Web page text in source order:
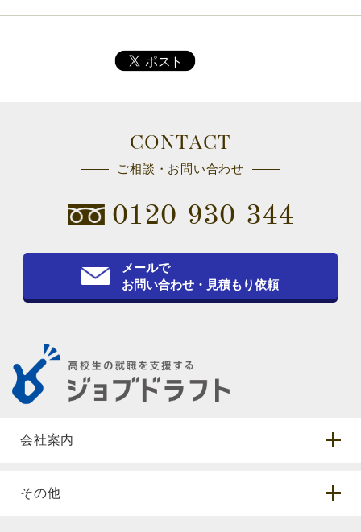
CONTACT
ご相談・お問い合わせ
0120-930-344
メールで
お問い合わせ・見積もり依頼
会社案内
その他